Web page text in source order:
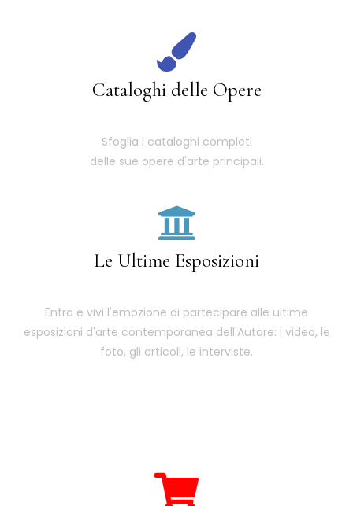
Cataloghi delle Opere
Sfoglia i cataloghi completi
delle sue opere d'arte principali.
Le Ultime Esposizioni
Entra e vivi l'emozione di partecipare alle ultime
esposizioni d'arte contemporanea dell'Autore: i video, le
foto, gli articoli, le interviste.